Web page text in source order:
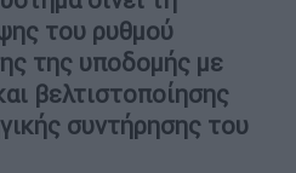
του ρυθμού
της υποδομής με
βελτιστοποίησης
συντήρησης του